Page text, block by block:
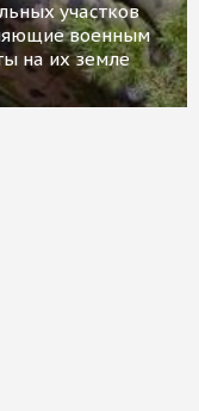
участков
военным
на их земле